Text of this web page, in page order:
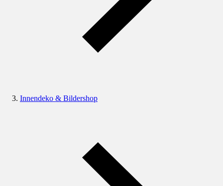
Innendeko & Bildershop